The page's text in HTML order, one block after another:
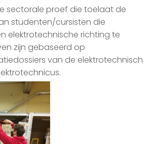
sectorale proef die toelaat de
studenten/cursisten die
elektrotechnische richting te
zijn gebaseerd op
van de elektrotechnisch